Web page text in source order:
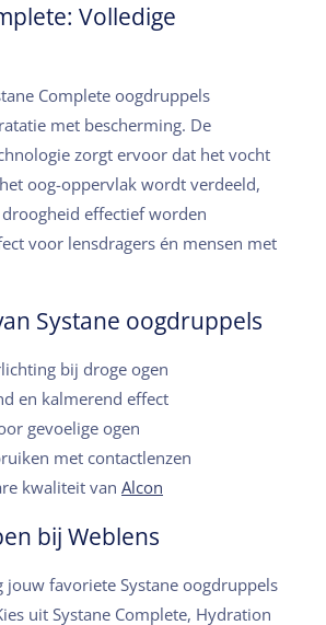
Volledige
Complete oogdruppels
met bescherming. De
zorgt ervoor dat het vocht
oog-oppervlak wordt verdeeld,
effectief worden
voor lensdragers én mensen met
Systane oogdruppels
bij droge ogen
en kalmerend effect
gevoelige ogen
met contactlenzen
kwaliteit van Alcon
bij Weblens
jouw favoriete Systane oogdruppels
uit Systane Complete, Hydration